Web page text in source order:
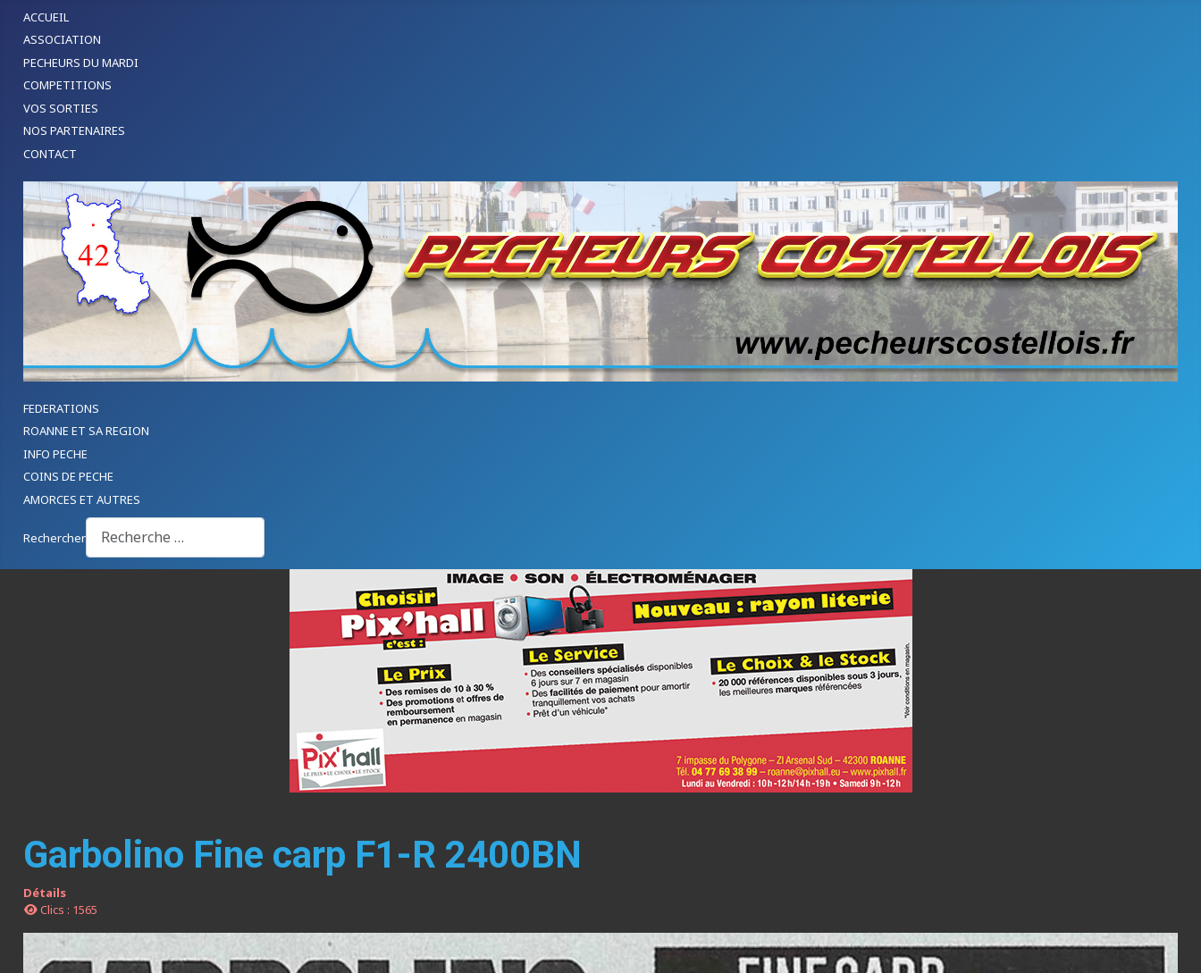
ACCUEIL
ASSOCIATION
PECHEURS DU MARDI
COMPETITIONS
VOS SORTIES
NOS PARTENAIRES
CONTACT
FEDERATIONS
ROANNE ET SA REGION
INFO PECHE
COINS DE PECHE
AMORCES ET AUTRES
Rechercher
Garbolino Fine carp F1-R 2400BN
Détails
Clics : 1565